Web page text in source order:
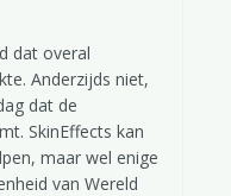
dat overal
Anderzijds niet,
dat de
SkinEffects kan
maar wel enige
van Wereld